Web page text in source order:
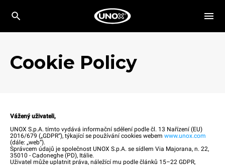
Cookie Policy
Vážený uživateli,
UNOX S.p.A. tímto vydává informační sdělení podle čl. 13 Nařízení (EU)
2016/679 („GDPR“), týkající se používání cookies webem www.unox.com
(dále: „web“).
Správcem údajů je společnost UNOX S.p.A. se sídlem Via Majorana, n. 22,
35010 - Cadoneghe (PD), Itálie.
Uživatel může uplatnit práva, náležící mu podle článků 15–22 GDPR,